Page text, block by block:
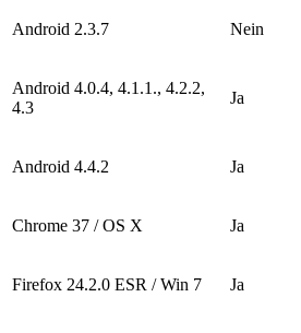
Android 2.3.7 Nein
Android 4.0.4, 4.1.1., 4.2.2,
4.3
Ja
Android 4.4.2 Ja
Chrome 37 / OS X Ja
Firefox 24.2.0 ESR / Win 7 Ja